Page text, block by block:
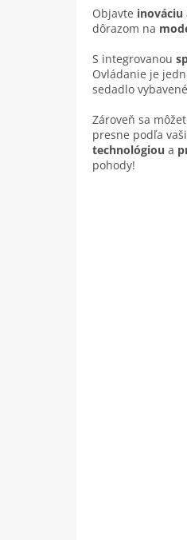
Objavte inováciu
dôrazom na
S integrovanou
Ovládanie je
sedadlo vybavené
Zároveň sa
presne podľa
technológiou a
pohody!